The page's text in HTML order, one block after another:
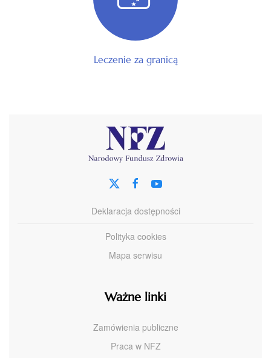
Leczenie za granicą
Deklaracja dostępności
Polityka cookies
Mapa serwisu
Ważne linki
Zamówienia publiczne
Praca w NFZ